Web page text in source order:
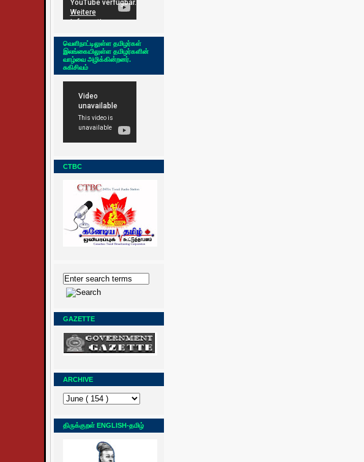
வெளிநாட்டிலுள்ள தமிழர்கள்
இலங்கையிலுள்ள தமிழர்களின்
வாழ்வை அழிக்கின்றனர்.
சுகிசிவம்
CTBC
GAZETTE
ARCHIVE
திருக்குறள் ENGLISH-தமிழ்